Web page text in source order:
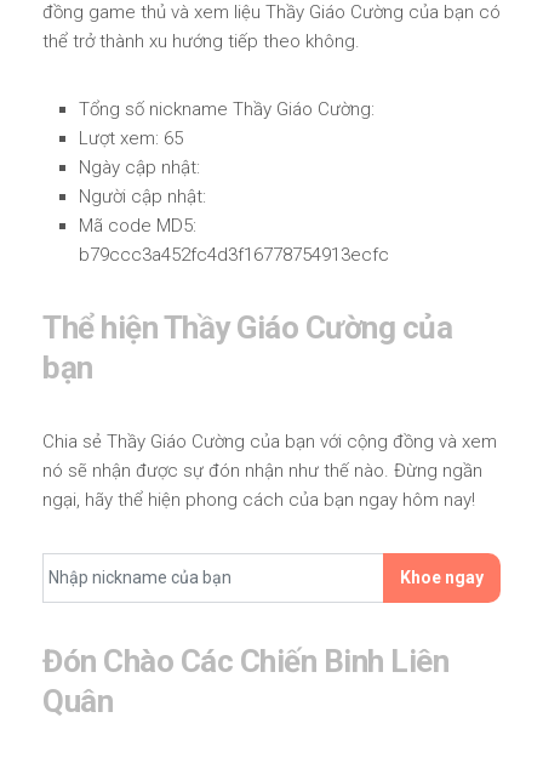
đồng game thủ và xem liệu Thầy Giáo Cường của bạn có
thể trở thành xu hướng tiếp theo không.
Tổng số nickname Thầy Giáo Cường:
Lượt xem: 65
Ngày cập nhật:
Người cập nhật:
Mã code MD5:
b79ccc3a452fc4d3f16778754913ecfc
Thể hiện Thầy Giáo Cường của
bạn
Chia sẻ Thầy Giáo Cường của bạn với cộng đồng và xem
nó sẽ nhận được sự đón nhận như thế nào. Đừng ngần
ngại, hãy thể hiện phong cách của bạn ngay hôm nay!
Khoe ngay
Đón Chào Các Chiến Binh Liên
Quân